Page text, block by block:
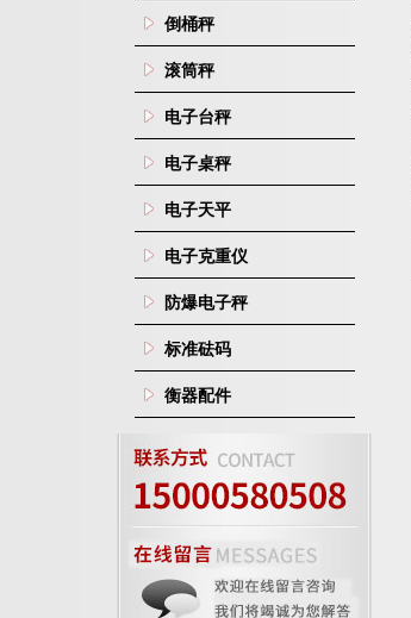
倒桶秤
滚筒秤
电子台秤
电子桌秤
电子天平
电子克重仪
防爆电子秤
标准砝码
衡器配件